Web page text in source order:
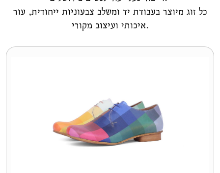
כל זוג מיוצר בעבודת יד ומשלב צבעוניות ייחודית, עור
איכותי ועיצוב מקורי.